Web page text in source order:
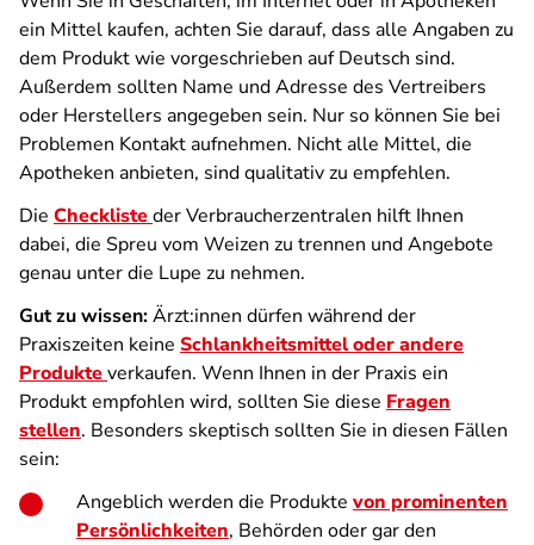
ein Mittel kaufen, achten Sie darauf, dass alle Angaben zu
dem Produkt wie vorgeschrieben auf Deutsch sind.
Außerdem sollten Name und Adresse des Vertreibers
oder Herstellers angegeben sein. Nur so können Sie bei
Problemen Kontakt aufnehmen. Nicht alle Mittel, die
Apotheken anbieten, sind qualitativ zu empfehlen.
Die Checklisteder Verbraucherzentralen hilft Ihnen
dabei, die Spreu vom Weizen zu trennen und Angebote
genau unter die Lupe zu nehmen.
Gut zu wissen:Ärzt:innen dürfen während der
Praxiszeiten keine Schlankheitsmittel oder andere
Produkteverkaufen. Wenn Ihnen in der Praxis ein
Produkt empfohlen wird, sollten Sie diese Fragen
stellen. Besonders skeptisch sollten Sie in diesen Fällen
sein:
Angeblich werden die Produkte von prominenten
Persönlichkeiten, Behörden oder gar den